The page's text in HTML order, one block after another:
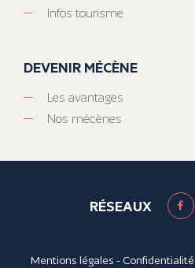
Infos tourisme
DEVENIR MÉCÈNE
Les avantages
Nos mécènes
RÉSEAUX
Mentions légales - Confidentialité